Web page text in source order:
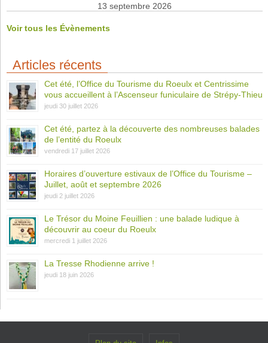
13 septembre 2026
Voir tous les Évènements
Articles récents
Cet été, l’Office du Tourisme du Roeulx et Centrissime
vous accueillent à l’Ascenseur funiculaire de Strépy-Thieu
jeudi 30 juillet 2026
Cet été, partez à la découverte des nombreuses balades
de l’entité du Roeulx
vendredi 17 juillet 2026
Horaires d’ouverture estivaux de l’Office du Tourisme –
Juillet, août et septembre 2026
jeudi 2 juillet 2026
Le Trésor du Moine Feuillien : une balade ludique à
découvrir au coeur du Roeulx
mercredi 1 juillet 2026
La Tresse Rhodienne arrive !
jeudi 18 juin 2026